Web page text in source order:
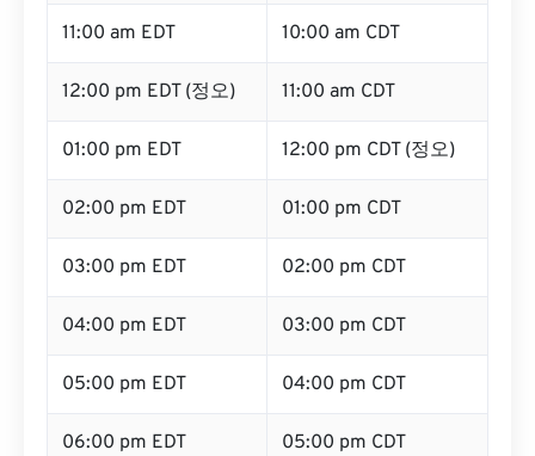
11:00 am EDT 10:00 am CDT
12:00 pm EDT (정오) 11:00 am CDT
01:00 pm EDT 12:00 pm CDT (정오)
02:00 pm EDT 01:00 pm CDT
03:00 pm EDT 02:00 pm CDT
04:00 pm EDT 03:00 pm CDT
05:00 pm EDT 04:00 pm CDT
06:00 pm EDT 05:00 pm CDT